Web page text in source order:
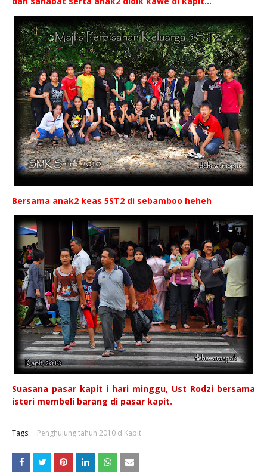
Bersama anak2 keas 5ST2 di sebamboo heheh
Suasana pasar kapit i hari minggu, Ust Rodzi bersama
isteri membeli barang di pasar kapit.
Tags: Penghujung tahun 2010 d Kapit